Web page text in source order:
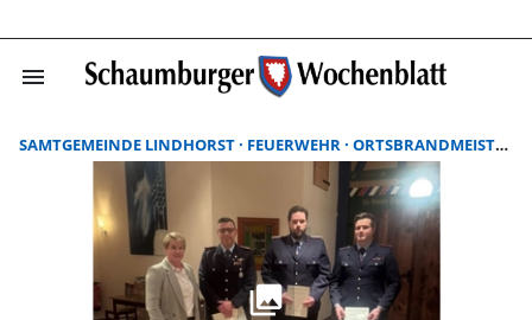
menu
SAMTGEMEINDE LINDHORST FEUERWEHR ORTSBRANDMEISTER